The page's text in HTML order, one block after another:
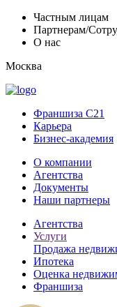
Частным лицам
Партнерам/
О нас
Москва
Франшиза C21
Карьера
Бизнес-академия
О компании
Агентства
Документы
Наши партнеры
Агентства
Услуги
Продажа
Ипотека
Оценка
Франшиза